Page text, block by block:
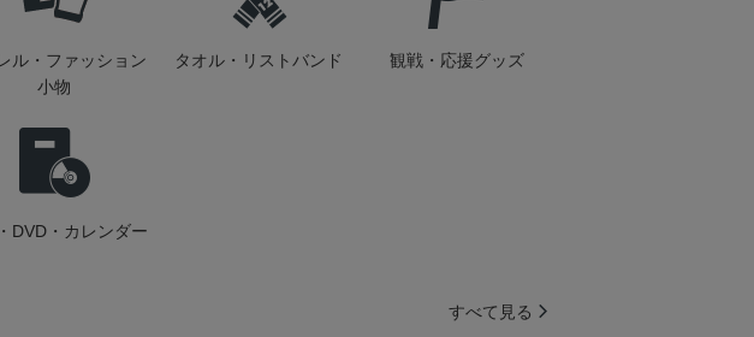
ル・ファッション
小物
タオル・リストバンド 観戦・応援グッズ
DVD・カレンダー
すべて見る